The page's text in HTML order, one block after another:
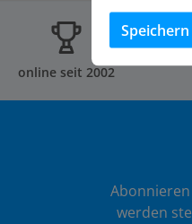
online seit 2002
werden
Speichern